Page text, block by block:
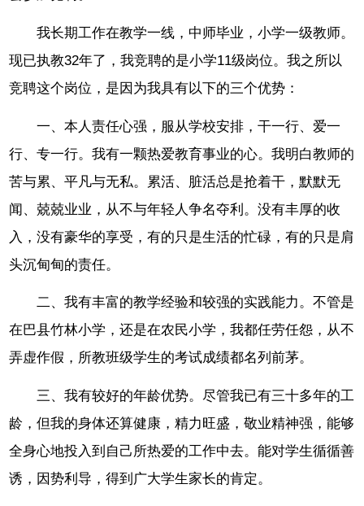
我长期工作在教学一线，中师毕业，小学一级教师。
现已执教32年了，我竞聘的是小学11级岗位。我之所以
竞聘这个岗位，是因为我具有以下的三个优势：
一、本人责任心强，服从学校安排，干一行、爱一
行、专一行。我有一颗热爱教育事业的心。我明白教师的
苦与累、平凡与无私。累活、脏活总是抢着干，默默无
闻、兢兢业业，从不与年轻人争名夺利。没有丰厚的收
入，没有豪华的享受，有的只是生活的忙碌，有的只是肩
头沉甸甸的责任。
二、我有丰富的教学经验和较强的实践能力。不管是
在巴县竹林小学，还是在农民小学，我都任劳任怨，从不
弄虚作假，所教班级学生的考试成绩都名列前茅。
三、我有较好的年龄优势。尽管我已有三十多年的工
龄，但我的身体还算健康，精力旺盛，敬业精神强，能够
全身心地投入到自己所热爱的工作中去。能对学生循循善
诱，因势利导，得到广大学生家长的肯定。